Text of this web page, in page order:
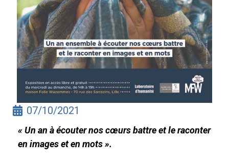
07/10/2021
« Un an à écouter nos cœurs battre et le raconter
en images et en mots ».